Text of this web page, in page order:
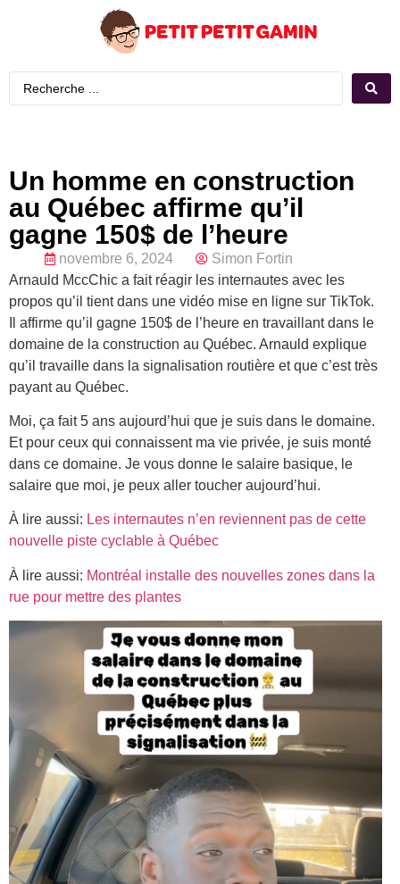
Un homme en construction
au Québec affirme qu’il
gagne 150$ de l’heure
novembre 6, 2024
Simon Fortin
Arnauld MccChic a fait réagir les internautes avec les
propos qu’il tient dans une vidéo mise en ligne sur TikTok.
Il affirme qu’il gagne 150$ de l’heure en travaillant dans le
domaine de la construction au Québec. Arnauld explique
qu’il travaille dans la signalisation routière et que c’est très
payant au Québec.
Moi, ça fait 5 ans aujourd’hui que je suis dans le domaine.
Et pour ceux qui connaissent ma vie privée, je suis monté
dans ce domaine. Je vous donne le salaire basique, le
salaire que moi, je peux aller toucher aujourd’hui.
À lire aussi: Les internautes n’en reviennent pas de cette
nouvelle piste cyclable à Québec
À lire aussi: Montréal installe des nouvelles zones dans la
rue pour mettre des plantes